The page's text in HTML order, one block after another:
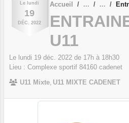
Le lundi
19
DÉC. 2022
Accueil
U11
Le lundi 19 déc. 2022 de 17h à 18h30
Lieu : Complexe sportif 84160 cadenet
U11 Mixte U11 MIXTE CADENET